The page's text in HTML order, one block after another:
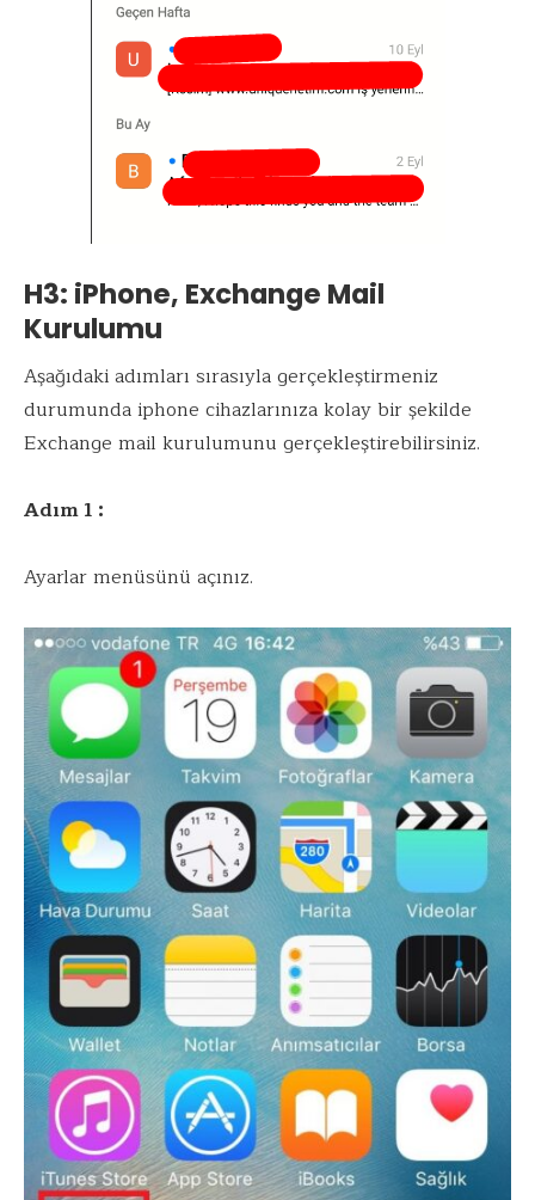
H3: iPhone, Exchange Mail
Kurulumu
Aşağıdaki adımları sırasıyla gerçekleştirmeniz
durumunda iphone cihazlarınıza kolay bir şekilde
Exchange mail kurulumunu gerçekleştirebilirsiniz.
Adım 1 :
Ayarlar menüsünü açınız.